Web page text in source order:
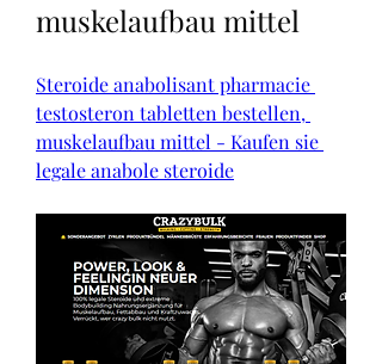
muskelaufbau mittel
Steroide anabolisant pharmacie
testosteron tabletten bestellen,
muskelaufbau mittel - Kaufen sie
legale anabole steroide